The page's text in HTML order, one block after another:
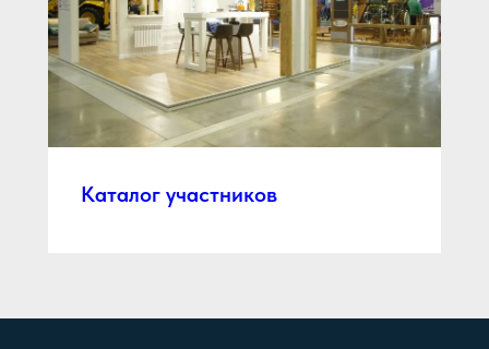
Каталог участников